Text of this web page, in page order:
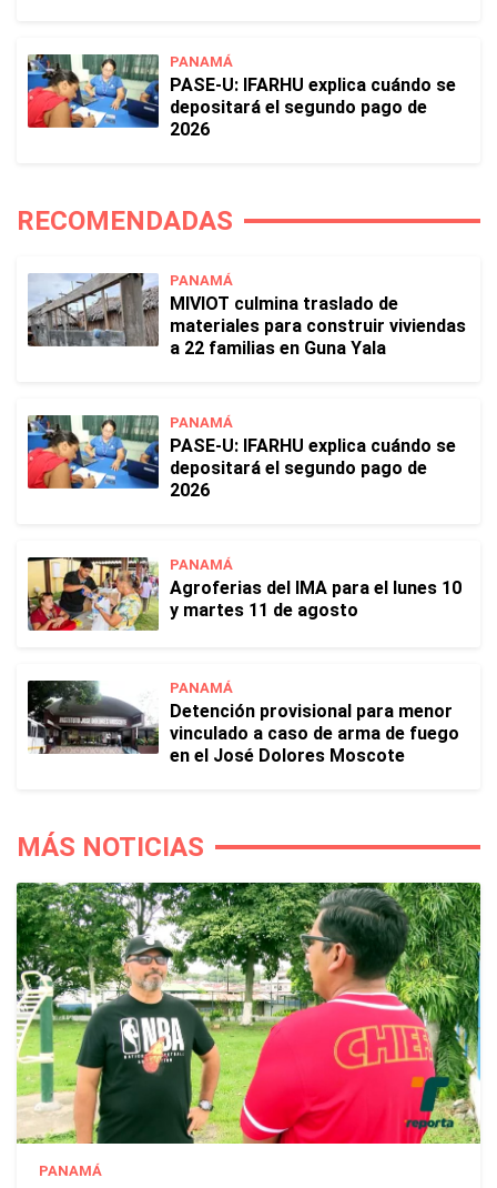
PANAMÁ
PASE-U: IFARHU explica cuándo se
depositará el segundo pago de
2026
RECOMENDADAS
PANAMÁ
MIVIOT culmina traslado de
materiales para construir viviendas
a 22 familias en Guna Yala
PANAMÁ
PASE-U: IFARHU explica cuándo se
depositará el segundo pago de
2026
PANAMÁ
Agroferias del IMA para el lunes 10
y martes 11 de agosto
PANAMÁ
Detención provisional para menor
vinculado a caso de arma de fuego
en el José Dolores Moscote
MÁS NOTICIAS
PANAMÁ